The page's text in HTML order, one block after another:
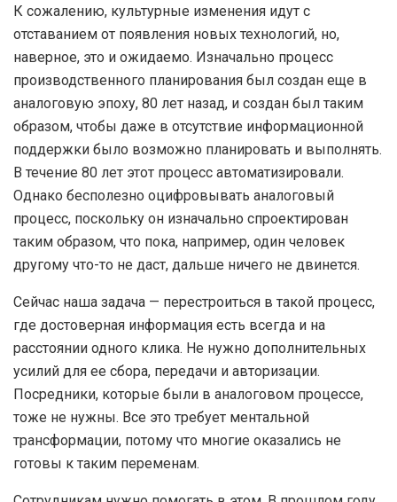
К сожалению, культурные изменения идут с
отставанием от появления новых технологий, но,
наверное, это и ожидаемо. Изначально процесс
производственного планирования был создан еще в
аналоговую эпоху, 80 лет назад, и создан был таким
образом, чтобы даже в отсутствие информационной
поддержки было возможно планировать и выполнять.
В течение 80 лет этот процесс автоматизировали.
Однако бесполезно оцифровывать аналоговый
процесс, поскольку он изначально спроектирован
таким образом, что пока, например, один человек
другому что-то не даст, дальше ничего не двинется.
Сейчас наша задача — перестроиться в такой процесс,
где достоверная информация есть всегда и на
расстоянии одного клика. Не нужно дополнительных
усилий для ее сбора, передачи и авторизации.
Посредники, которые были в аналоговом процессе,
тоже не нужны. Все это требует ментальной
трансформации, потому что многие оказались не
готовы к таким переменам.